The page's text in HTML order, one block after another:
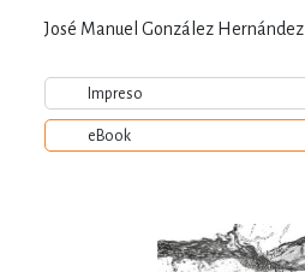
José Manuel González Hernández
Impreso
eBook